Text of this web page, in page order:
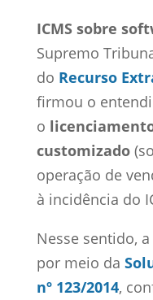
ICMS sobre
Supremo
do Recurso
firmou o
o
customizado
operação de
à incidência do
Nesse sentido,
por meio da
nº 123/2014,